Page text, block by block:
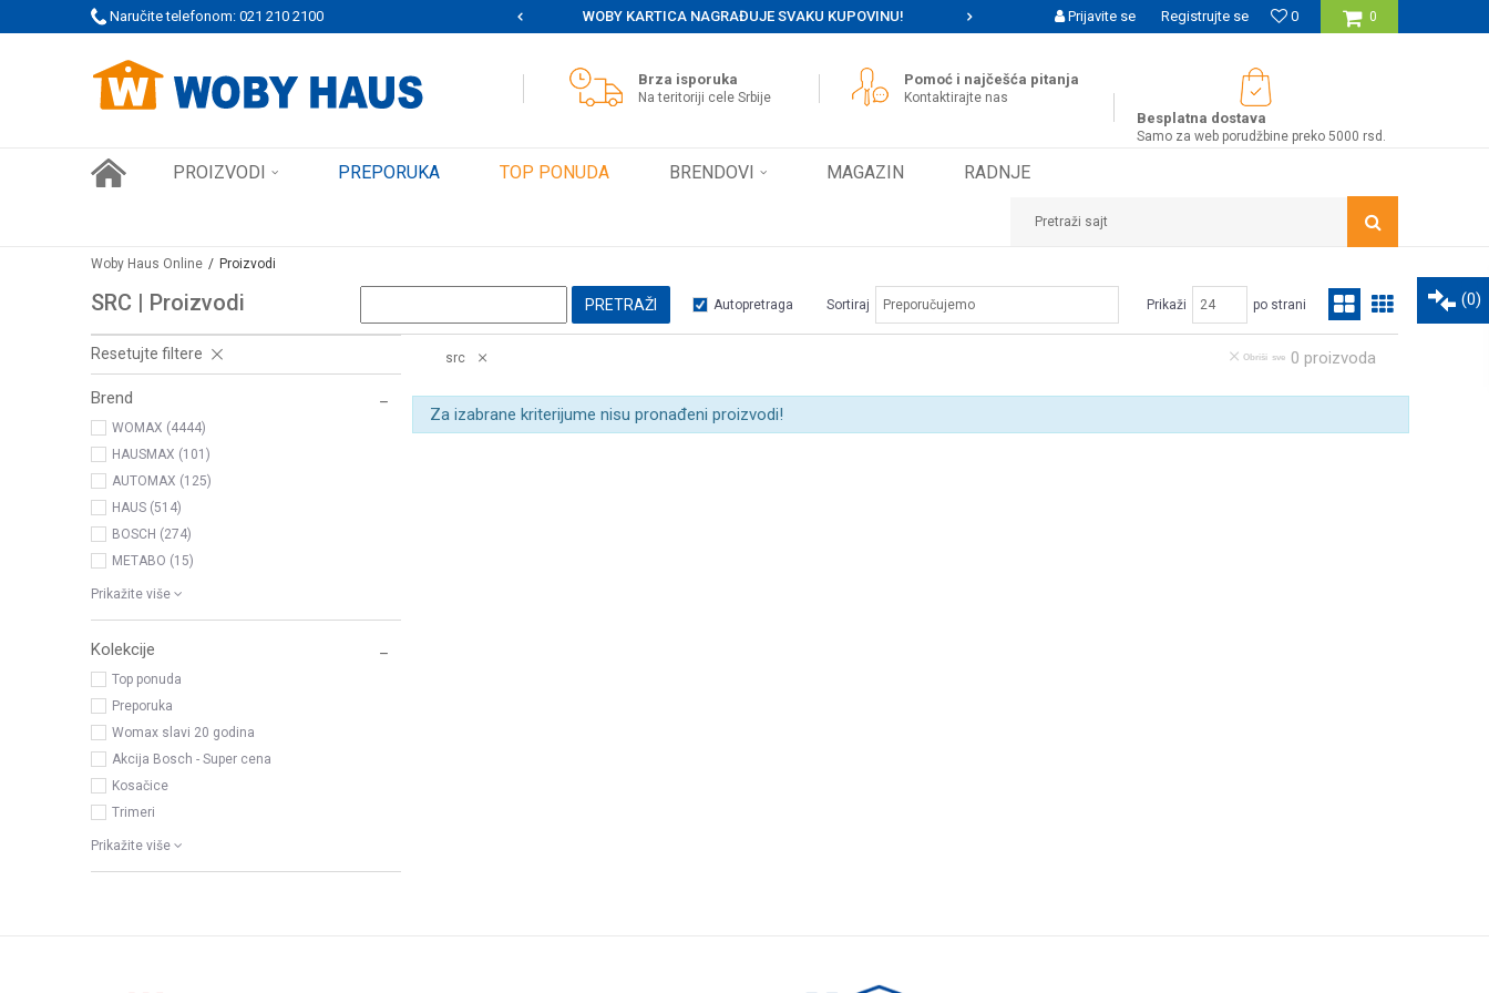
Naručite telefonom: 021 210 2100
PORUDŽBINE! SIGURNO PLAĆANJE PLATNIM KARTICAMA WOBY KARTICA NAGRAĐUJE SVAKU KUPOVINU! MOGUĆNOST BESPLATNE ISPORUKE ZA WEB PORUDŽBINE! 0
0
Prijavite se Registrujte se
Brza isporuka
Na teritoriji cele Srbije
Pomoć i najčešća pitanja
Kontaktirajte nas
Besplatna dostava
Samo za web porudžbine preko 5000 rsd.
PROIZVODI PREPORUKA TOP PONUDA BRENDOVI MAGAZIN RADNJE
Pretraži sajt
(0)
Woby Haus Online Proizvodi
SRC | Proizvodi Autopretraga Sortiraj Prikaži po strani
PRETRAŽI
Resetujte filtere
Brend
WOMAX (4444)
HAUSMAX (101)
AUTOMAX (125)
HAUS (514)
BOSCH (274)
METABO (15)
Prikažite više
Kolekcije
Top ponuda
Preporuka
Womax slavi 20 godina
Akcija Bosch - Super cena
Kosačice
Trimeri
Prikažite više
src 0 proizvoda
Obriši sve
Za izabrane kriterijume nisu pronađeni proizvodi!